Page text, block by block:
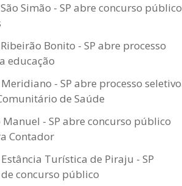
Simão - SP abre concurso público
Bonito - SP abre processo
educação
- SP abre processo seletivo
de Saúde
Manuel - SP abre concurso público
Contador
Turística de Piraju - SP
concurso público